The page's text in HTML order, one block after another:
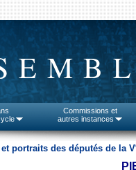
Commissions et
autres instances
et portraits des députés de la V